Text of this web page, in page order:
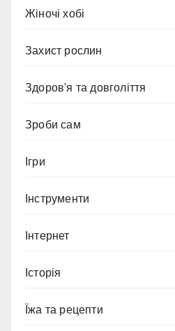
Жіночі хобі
Захист рослин
Здоров'я та довголіття
Зроби сам
Ігри
Інструменти
Інтернет
Історія
Їжа та рецепти